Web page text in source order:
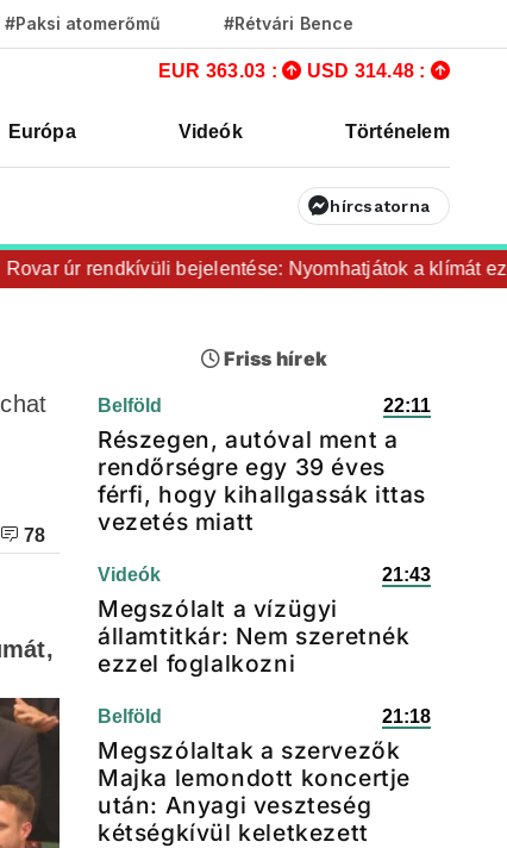
#Paksi atomerőmű #Rétvári Bence
EUR 363.03 : USD 314.48 :
Európa Videók Történelem
hírcsatorna
úr rendkívüli bejelentése: Nyomhatjátok a klímát
78
Friss hírek
Belföld 22:11
Részegen, autóval ment a
rendőrségre egy 39 éves
férfi, hogy kihallgassák ittas
vezetés miatt
Videók 21:43
Megszólalt a vízügyi
államtitkár: Nem szeretnék
ezzel foglalkozni
Belföld 21:18
Megszólaltak a szervezők
Majka lemondott koncertje
után: Anyagi veszteség
kétségkívül keletkezett